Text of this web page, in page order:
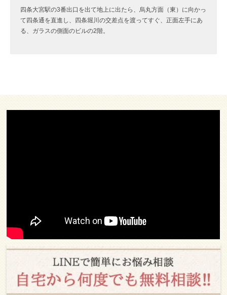
四条大宮駅の3番出口を出て地上に出たら、烏丸方面（東）に向かっ
て四条通を直進し、四条堀川の交差点を渡ってすぐ、正面左手にあ
る、ガラスの側面のビルの2階。